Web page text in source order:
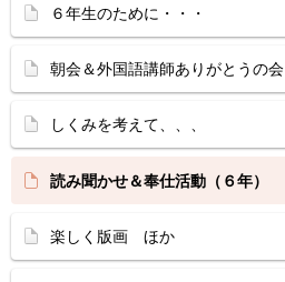
６年生のために・・・
朝会＆外国語講師ありがとうの会
しくみを考えて、、、
読み聞かせ＆奉仕活動（６年）
楽しく版画 ほか